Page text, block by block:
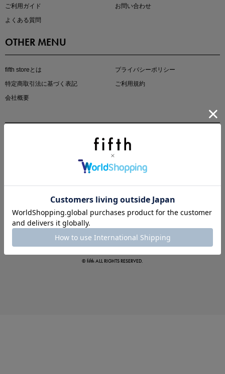
真夏のオフィスカジュアル
夏の即戦力ワンピ
ご利用ガイド
お問い合わせ
よくある質問
OTHER MENU
fifth storeとは
プライバシーポリシー
特定商取引法に基づく表記
ご利用規約
会社概要
© fifth ALL RIGHTS RESERVED.